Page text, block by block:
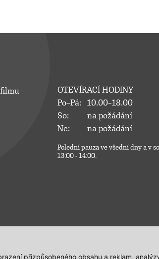
přizpůsobeného obsahu a reklam,
OTEVÍRACÍ HODINY
Po–Pá:
10.00–18.00
So:
na požádání
Ne:
na požádání
Polední pauza ve všední dny a v
13:00 - 14:00.